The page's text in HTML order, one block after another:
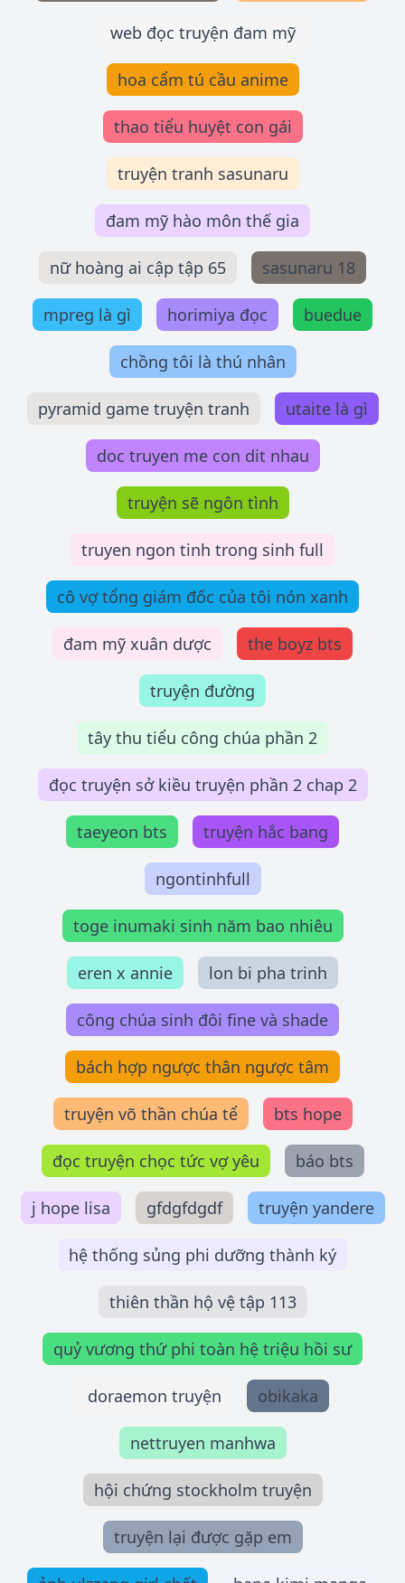
web đọc truyện đam mỹ
hoa cẩm tú cầu anime
thao tiểu huyệt con gái
truyện tranh sasunaru
đam mỹ hào môn thế gia
nữ hoàng ai cập tập 65 sasunaru 18
mpreg là gì horimiya đọc buedue
chồng tôi là thú nhân
pyramid game truyện tranh utaite là gì
doc truyen me con dit nhau
truyện sẽ ngôn tình
truyen ngon tinh trong sinh full
cô vợ tổng giám đốc của tôi nón xanh
đam mỹ xuân dược the boyz bts
truyện đường
tây thu tiểu công chúa phần 2
đọc truyện sở kiều truyện phần 2 chap 2
taeyeon bts truyện hắc bang
ngontinhfull
toge inumaki sinh năm bao nhiêu
eren x annie lon bi pha trinh
công chúa sinh đôi fine và shade
bách hợp ngược thân ngược tâm
truyện võ thần chúa tể bts hope
đọc truyện chọc tức vợ yêu báo bts
j hope lisa gfdgfdgdf truyện yandere
hệ thống sủng phi dưỡng thành ký
thiên thần hộ vệ tập 113
quỷ vương thứ phi toàn hệ triệu hồi sư
doraemon truyện obikaka
nettruyen manhwa
hội chứng stockholm truyện
truyện lại được gặp em